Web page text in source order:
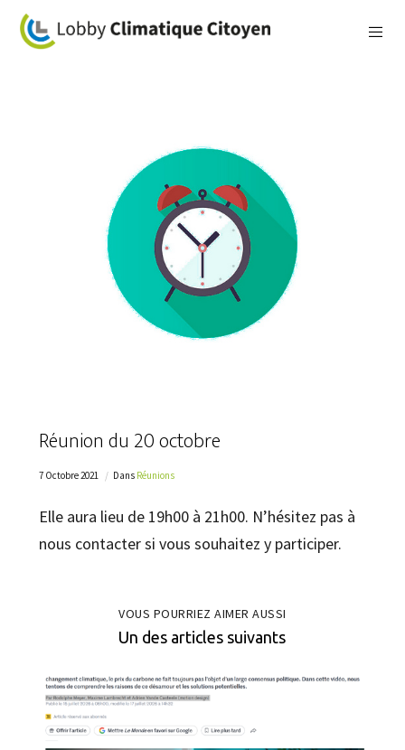
Réunion du 20 octobre
7 Octobre 2021 Dans Réunions
Elle aura lieu de 19h00 à 21h00. N’hésitez pas à
nous contacter si vous souhaitez y participer.
VOUS POURRIEZ AIMER AUSSI
Un des articles suivants